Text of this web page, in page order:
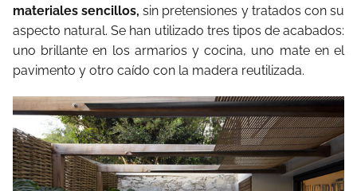
materiales sencillos, sin pretensiones y tratados con su
aspecto natural. Se han utilizado tres tipos de acabados:
uno brillante en los armarios y cocina, uno mate en el
pavimento y otro caído con la madera reutilizada.